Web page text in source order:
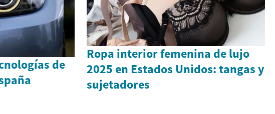
de
Ropa interior femenina de lujo
2025 en Estados Unidos: tangas y
sujetadores